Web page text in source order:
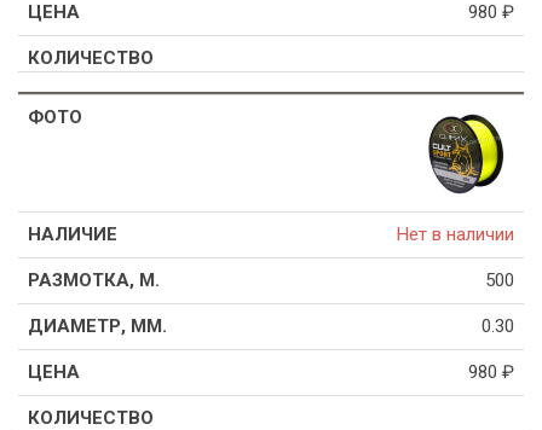
980 ₽
Нет в наличии
500
0.30
980 ₽